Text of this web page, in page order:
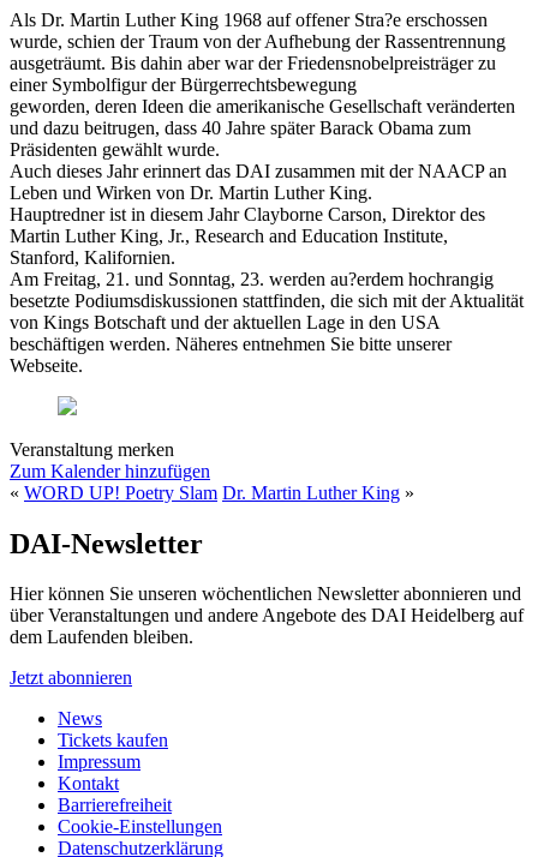
Als Dr. Martin Luther King 1968 auf offener Stra?e erschossen
wurde, schien der Traum von der Aufhebung der Rassentrennung
ausgeträumt. Bis dahin aber war der Friedensnobelpreisträger zu
einer Symbolfigur der Bürgerrechtsbewegung
geworden, deren Ideen die amerikanische Gesellschaft veränderten
und dazu beitrugen, dass 40 Jahre später Barack Obama zum
Präsidenten gewählt wurde.
Auch dieses Jahr erinnert das DAI zusammen mit der NAACP an
Leben und Wirken von Dr. Martin Luther King.
Hauptredner ist in diesem Jahr Clayborne Carson, Direktor des
Martin Luther King, Jr., Research and Education Institute,
Stanford, Kalifornien.
Am Freitag, 21. und Sonntag, 23. werden au?erdem hochrangig
besetzte Podiumsdiskussionen stattfinden, die sich mit der Aktualität
von Kings Botschaft und der aktuellen Lage in den USA
beschäftigen werden. Näheres entnehmen Sie bitte unserer
Webseite.
Veranstaltung merken
Zum Kalender hinzufügen
« WORD UP! Poetry Slam Dr. Martin Luther King »
DAI-Newsletter
Hier können Sie unseren wöchentlichen Newsletter abonnieren und
über Veranstaltungen und andere Angebote des DAI Heidelberg auf
dem Laufenden bleiben.
Jetzt abonnieren
News
Tickets kaufen
Impressum
Kontakt
Barrierefreiheit
Cookie-Einstellungen
Datenschutzerklärung